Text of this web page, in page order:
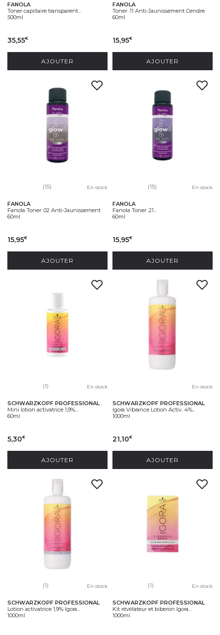
FANOLA
Toner capillaire transparent...
500ml
35,55€
AJOUTER
FANOLA
Toner .11 Anti-Jaunissement Cendre
60ml
15,95€
AJOUTER
(15) En stock
FANOLA
Fanola Toner .02 Anti-Jaunissement
60ml
15,95€
AJOUTER
(15) En stock
FANOLA
Fanola Toner .21...
60ml
15,95€
AJOUTER
(1) En stock
SCHWARZKOPF PROFESSIONAL
Mini lotion activatrice 1,9%...
60ml
5,30€
AJOUTER
En stock
SCHWARZKOPF PROFESSIONAL
Igora Vibrance Lotion Activ. 4%...
1000ml
21,10€
AJOUTER
(1) En stock
SCHWARZKOPF PROFESSIONAL
Lotion activatrice 1,9% Igora...
1000ml
(1) En stock
SCHWARZKOPF PROFESSIONAL
Kit révélateur et biberon Igora...
1000ml